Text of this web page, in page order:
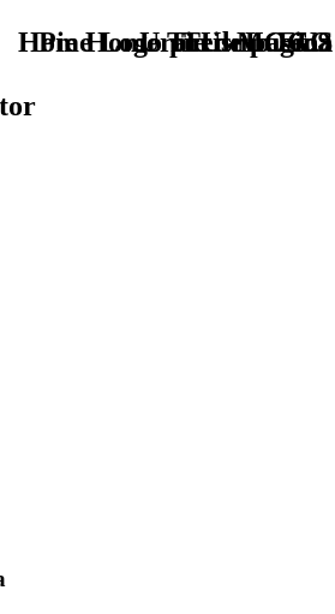
TU - LOGO
Uraren Museoa
Home Logo pie de página
Pie Home Turismo EUS